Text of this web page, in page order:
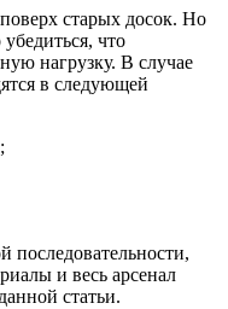
старых досок. Но
что
нагрузку. В случае
в следующей
последовательности,
и весь арсенал
статьи.